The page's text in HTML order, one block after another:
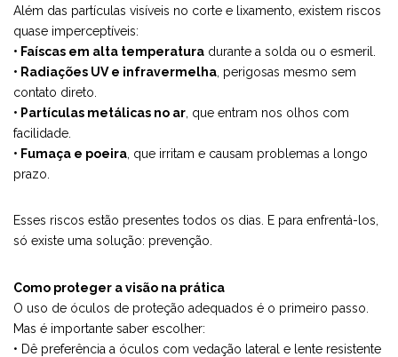
Além das partículas visíveis no corte e lixamento, existem riscos
quase imperceptíveis:
• Faíscas em alta temperatura durante a solda ou o esmeril.
• Radiações UV e infravermelha , perigosas mesmo sem
contato direto.
• Partículas metálicas no ar , que entram nos olhos com
facilidade.
• Fumaça e poeira , que irritam e causam problemas a longo
prazo.
Esses riscos estão presentes todos os dias. E para enfrentá-los,
só existe uma solução: prevenção.
Como proteger a visão na prática
O uso de óculos de proteção adequados é o primeiro passo.
Mas é importante saber escolher:
• Dê preferência a óculos com vedação lateral e lente resistente